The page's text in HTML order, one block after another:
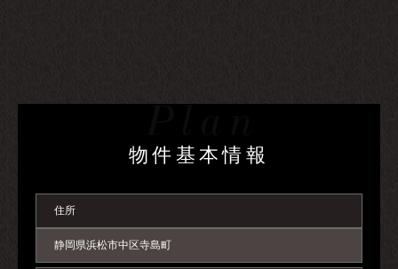
物件基本情報
住所
静岡県浜松市中区寺島町